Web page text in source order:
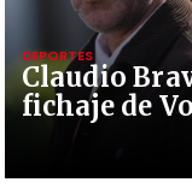
Claudio
fichaje de
DEPORTES